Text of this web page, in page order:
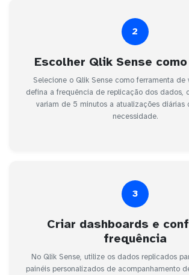
2
Escolher Qlik Sense
Selecione o Qlik Sense como ferramenta de
defina a frequência de replicação dos dados,
variam de 5 minutos a atualizações diárias
necessidade.
3
Criar dashboards e
frequência
No Qlik Sense, utilize os dados replicados
painéis personalizados de acompanhamento